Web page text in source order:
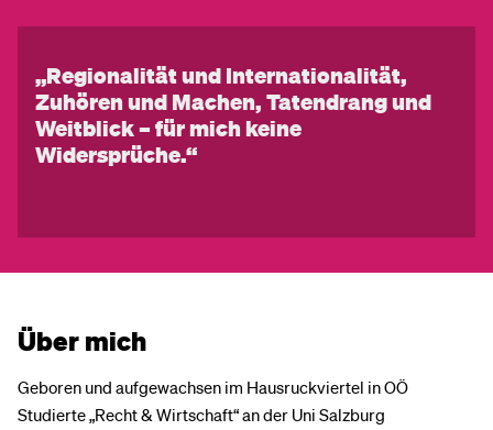
„Regionalität und Internationalität,
Zuhören und Machen, Tatendrang und
Weitblick – für mich keine
Widersprüche.“
Über mich
Geboren und aufgewachsen im Hausruckviertel in OÖ
Studierte „Recht & Wirtschaft“ an der Uni Salzburg